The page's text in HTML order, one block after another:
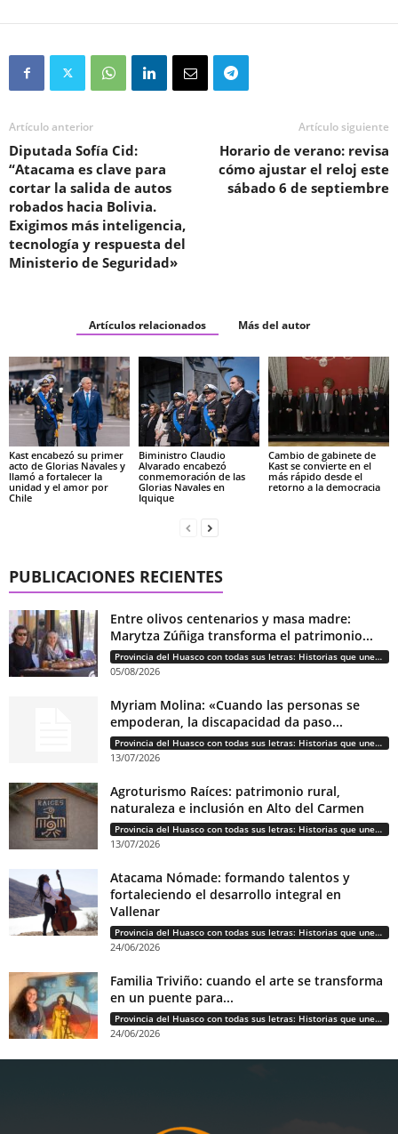
Artículo anterior
Diputada Sofía Cid:
“Atacama es clave para
cortar la salida de autos
robados hacia Bolivia.
Exigimos más inteligencia,
tecnología y respuesta del
Ministerio de Seguridad»
Artículo siguiente
Horario de verano: revisa
cómo ajustar el reloj este
sábado 6 de septiembre
Artículos relacionados Más del autor
Kast encabezó su primer
acto de Glorias Navales y
llamó a fortalecer la
unidad y el amor por
Chile
Biministro Claudio
Alvarado encabezó
conmemoración de las
Glorias Navales en
Iquique
Cambio de gabinete de
Kast se convierte en el
más rápido desde el
retorno a la democracia
PUBLICACIONES RECIENTES
Entre olivos centenarios y masa madre:
Marytza Zúñiga transforma el patrimonio...
Provincia del Huasco con todas sus letras: Historias que unen cultura, diversidad e identidad
05/08/2026
Myriam Molina: «Cuando las personas se
empoderan, la discapacidad da paso...
Provincia del Huasco con todas sus letras: Historias que unen cultura, diversidad e identidad
13/07/2026
Agroturismo Raíces: patrimonio rural,
naturaleza e inclusión en Alto del Carmen
Provincia del Huasco con todas sus letras: Historias que unen cultura, diversidad e identidad
13/07/2026
Atacama Nómade: formando talentos y
fortaleciendo el desarrollo integral en
Vallenar
Provincia del Huasco con todas sus letras: Historias que unen cultura, diversidad e identidad
24/06/2026
Familia Triviño: cuando el arte se transforma
en un puente para...
Provincia del Huasco con todas sus letras: Historias que unen cultura, diversidad e identidad
24/06/2026